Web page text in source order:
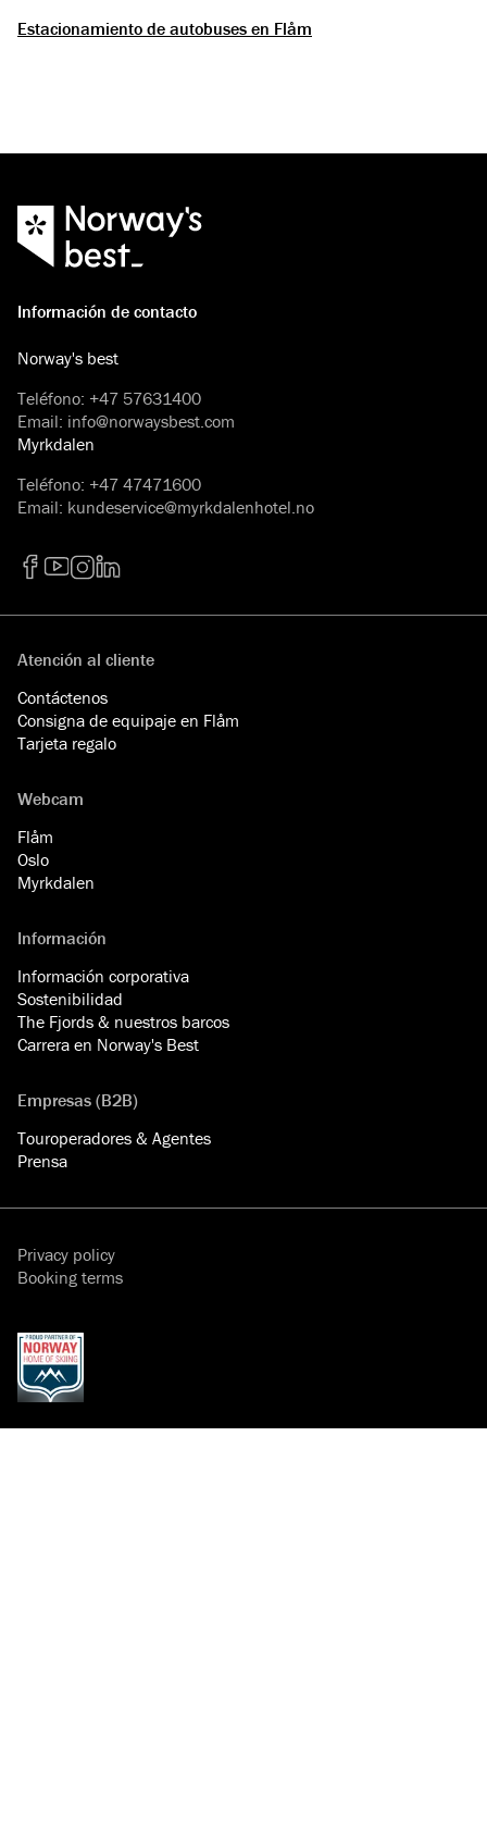
Estacionamiento de autobuses en Flåm
Información de contacto
Norway's best
Teléfono: +47 57631400
Email: info@norwaysbest.com
Myrkdalen
Teléfono: +47 47471600
Email: kundeservice@myrkdalenhotel.no
Atención al cliente
Contáctenos
Consigna de equipaje en Flåm
Tarjeta regalo
Webcam
Flåm
Oslo
Myrkdalen
Información
Información corporativa
Sostenibilidad
The Fjords & nuestros barcos
Carrera en Norway's Best
Empresas (B2B)
Touroperadores & Agentes
Prensa
Privacy policy
Booking terms